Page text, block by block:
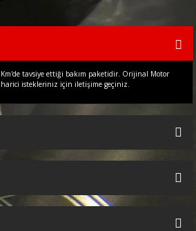
tavsiye ettiği bakım paketidir. Orijinal Motor
istekleriniz için iletişime geçiniz.
ilk yorumu siz yapın!